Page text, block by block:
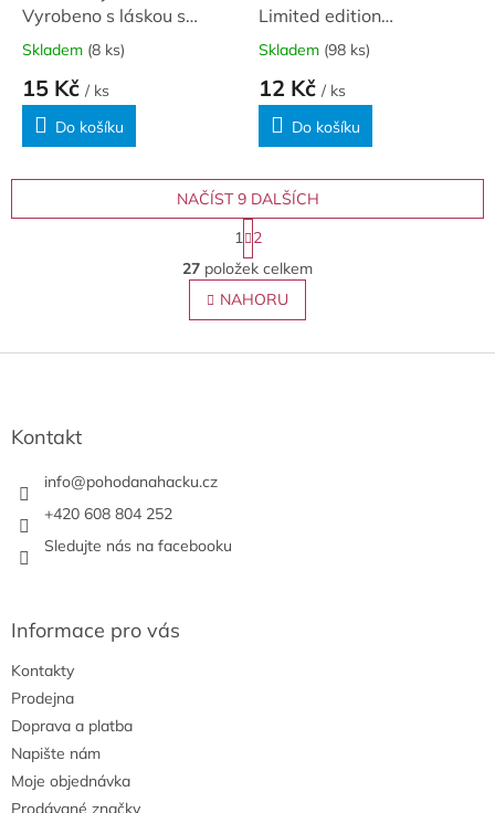
Vyrobeno s láskou s
klubíčkem / hnědá
Skladem (8 ks)
15 Kč / ks
Do košíku
Limited edition
obdélníková / béžová
Skladem (98 ks)
12 Kč / ks
Do košíku
O
v
l
á
NAČÍST 9 DALŠÍCH
S
t
r
á
n
k
v
1 2
27 položek celkem
NAHORU
Z
Kontakt
info@pohodanahacku.cz
+420 608 804 252
Sledujte nás na facebooku
Informace pro vás
Kontakty
Prodejna
Doprava a platba
Napište nám
Moje objednávka
Prodávané značky